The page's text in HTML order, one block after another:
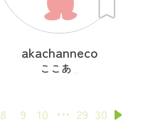
akachanneco
ここあ_
8 9 10 29 30